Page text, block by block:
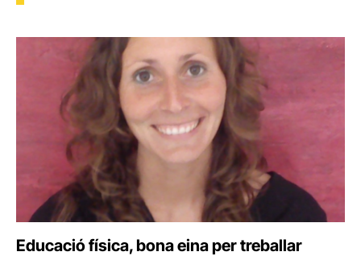
Educació física, bona eina per treballar